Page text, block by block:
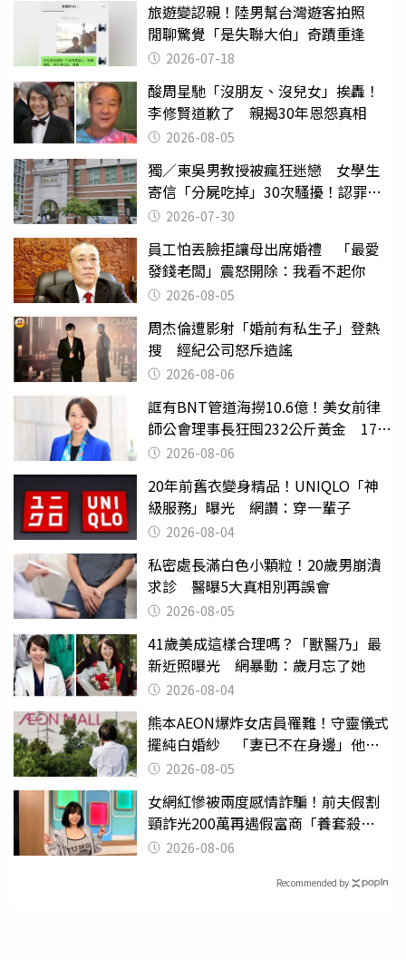
旅遊變認親！陸男幫台灣遊客拍照
閒聊驚覺「是失聯大伯」奇蹟重逢
2026-07-18
酸周星馳「沒朋友、沒兒女」挨轟！
李修賢道歉了 親揭30年恩怨真相
2026-08-05
獨／東吳男教授被瘋狂迷戀 女學生
寄信「分屍吃掉」30次騷擾！認罪免
關 2026-07-30
員工怕丟臉拒讓母出席婚禮 「最愛
發錢老闆」震怒開除：我看不起你
2026-08-05
周杰倫遭影射「婚前有私生子」登熱
搜 經紀公司怒斥造謠
2026-08-06
誆有BNT管道海撈10.6億！美女前律
師公會理事長狂囤232公斤黃金 17人
遭起訴
2026-08-06
20年前舊衣變身精品！UNIQLO「神
級服務」曝光 網讚：穿一輩子
2026-08-04
私密處長滿白色小顆粒！20歲男崩潰
求診 醫曝5大真相別再誤會
2026-08-05
41歲美成這樣合理嗎？「獸醫乃」最
新近照曝光 網暴動：歲月忘了她
2026-08-04
熊本AEON爆炸女店員罹難！守靈儀式
擺純白婚紗 「妻已不在身邊」他淚
喊：無法想像
2026-08-05
女網紅慘被兩度感情詐騙！前夫假割
頸詐光200萬再遇假富商「養套殺
2000萬」
2026-08-06
Recommended by